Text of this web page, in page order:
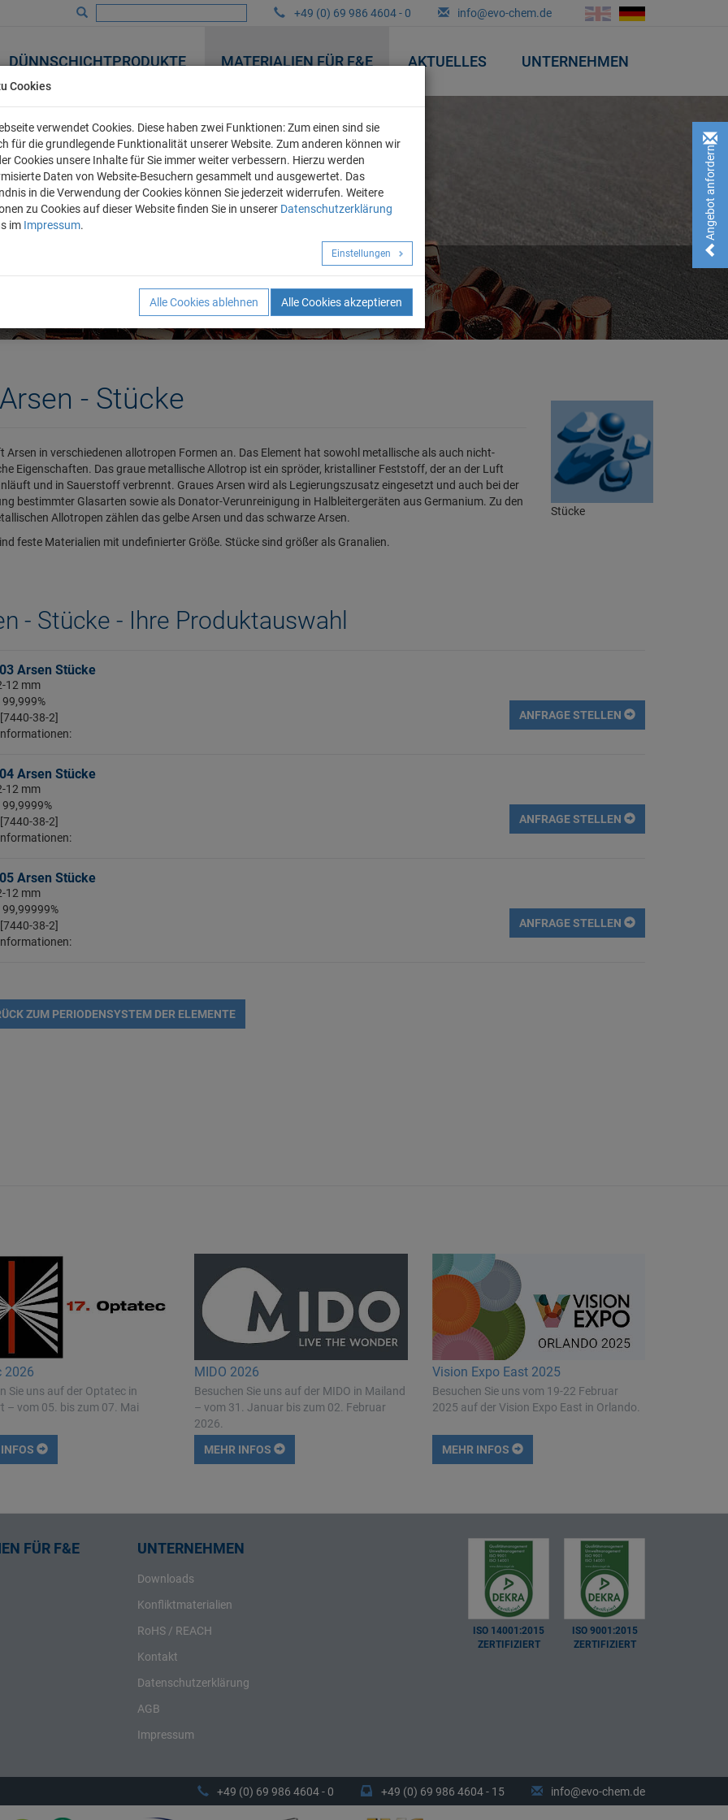
+49 (0) 69 986 4604 - 0 info@evo-chem.de
DÜNNSCHICHTPRODUKTE MATERIALIEN FÜR F&E AKTUELLES UNTERNEHMEN
Angebot anfordern!
Arsen - Stücke
Arsen in verschiedenen allotropen Formen an. Das Element hat sowohl metallische als auch nicht-
Eigenschaften. Das graue metallische Allotrop ist ein spröder, kristalliner Feststoff, der an der Luft
und in Sauerstoff verbrennt. Graues Arsen wird als Legierungszusatz eingesetzt und auch bei der
bestimmter Glasarten sowie als Donator-Verunreinigung in Halbleitergeräten aus Germanium. Zu den
Allotropen zählen das gelbe Arsen und das schwarze Arsen.
feste Materialien mit undefinierter Größe. Stücke sind größer als Granalien.
Stücke
- Stücke - Ihre Produktauswahl
Arsen Stücke
12 mm
99,999%
38-2]
ANFRAGE STELLEN
Arsen Stücke
12 mm
99,9999%
38-2]
ANFRAGE STELLEN
Arsen Stücke
12 mm
99,99999%
38-2]
ANFRAGE STELLEN
ZUM PERIODENSYSTEM DER ELEMENTE
2026
Sie uns auf der Optatec in
– vom 05. bis zum 07. Mai
MIDO 2026
Besuchen Sie uns auf der MIDO in Mailand
– vom 31. Januar bis zum 02. Februar
2026.
MEHR INFOS
Vision Expo East 2025
Besuchen Sie uns vom 19-22 Februar
2025 auf der Vision Expo East in Orlando.
MEHR INFOS
FÜR F&E UNTERNEHMEN
Downloads
Konfliktmaterialien
RoHS / REACH
Kontakt
Datenschutzerklärung
AGB
Impressum
ISO 14001:2015
ZERTIFIZIERT
ISO 9001:2015
ZERTIFIZIERT
+49 (0) 69 986 4604 - 0 +49 (0) 69 986 4604 - 15 info@evo-chem.de
Cookies
verwendet Cookies. Diese haben zwei Funktionen: Zum einen sind sie
für die grundlegende Funktionalität unserer Website. Zum anderen können wir
Cookies unsere Inhalte für Sie immer weiter verbessern. Hierzu werden
Daten von Website-Besuchern gesammelt und ausgewertet. Das
in die Verwendung der Cookies können Sie jederzeit widerrufen. Weitere
zu Cookies auf dieser Website finden Sie in unserer Datenschutzerklärung
im Impressum.
Einstellungen
Alle Cookies ablehnen Alle Cookies akzeptieren